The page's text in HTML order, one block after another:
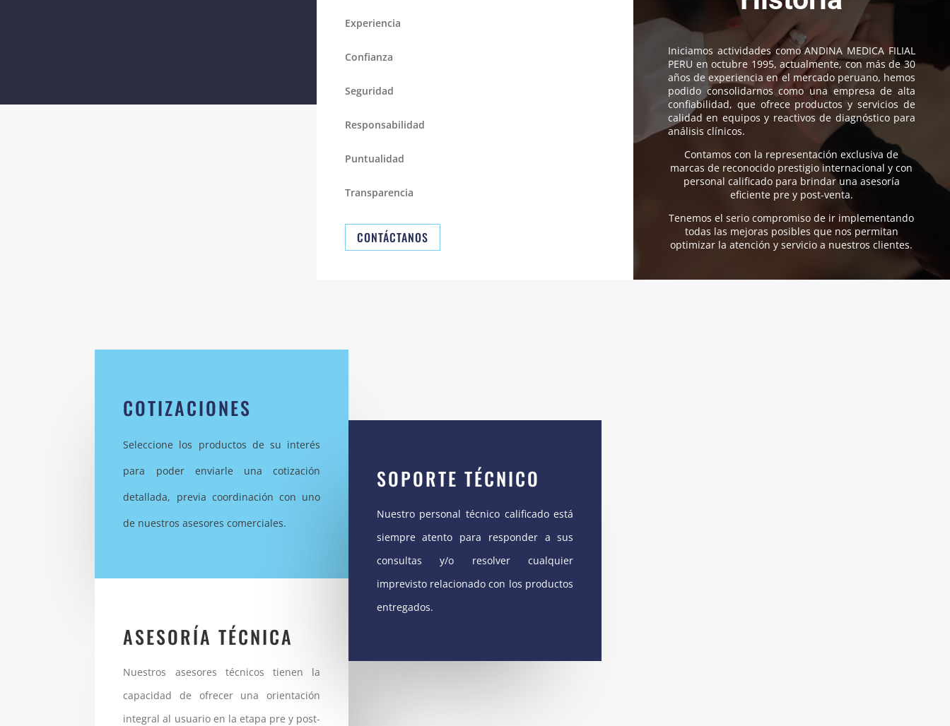
Experiencia
Confianza
Seguridad
Responsabilidad
Puntualidad
Transparencia
CONTÁCTANOS
Iniciamos actividades como ANDINA MEDICA FILIAL
PERU en octubre 1995, actualmente, con más de 30
años de experiencia en el mercado peruano, hemos
podido consolidarnos como una empresa de alta
confiabilidad, que ofrece productos y servicios de
calidad en equipos y reactivos de diagnóstico para
análisis clínicos.
Contamos con la representación exclusiva de
marcas de reconocido prestigio internacional y con
personal calificado para brindar una asesoría
eficiente pre y post-venta.
Tenemos el serio compromiso de ir implementando
todas las mejoras posibles que nos permitan
optimizar la atención y servicio a nuestros clientes.
COTIZACIONES
Seleccione los productos de su interés
para poder enviarle una cotización
detallada, previa coordinación con uno
de nuestros asesores comerciales.
ASESORÍA TÉCNICA
Nuestros asesores técnicos tienen la
capacidad de ofrecer una orientación
integral al usuario en la etapa pre y post-
SOPORTE TÉCNICO
Nuestro personal técnico calificado está
siempre atento para responder a sus
consultas y/o resolver cualquier
imprevisto relacionado con los productos
entregados.